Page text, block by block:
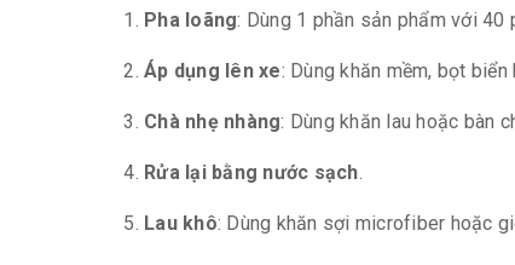
Pha loãng: Dùng 1 phần sản phẩm với 40
Áp dụng lên xe: Dùng khăn mềm, bọt
Chà nhẹ nhàng: Dùng khăn lau hoặc bàn
Rửa lại bằng nước sạch.
Lau khô: Dùng khăn sợi microfiber hoặc